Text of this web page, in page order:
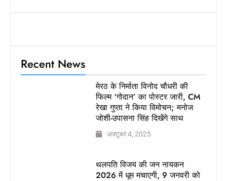
Recent News
मेरठ के निर्माता विनोद चौधरी की
फिल्म ‘गोदान’ का पोस्टर जारी, CM
रेखा गुप्ता ने किया विमोचन; मनोज
जोशी-उपासना सिंह दिखेंगे साथ
अक्टूबर 4, 2025
थलपति विजय की जन नायकन
2026 में धूम मचाएगी, 9 जनवरी को